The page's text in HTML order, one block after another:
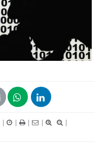
| | | |
|